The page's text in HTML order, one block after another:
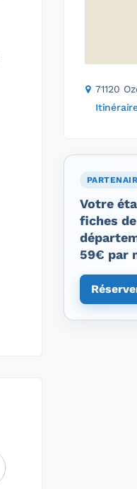
71120
Votre
fiches
59€ par